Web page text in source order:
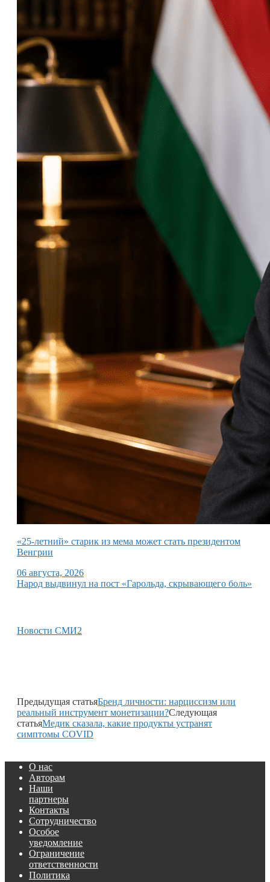
«25-летний» старик из мема может стать президентом
Венгрии
06 августа, 2026
Народ выдвинул на пост «Гарольда, скрывающего боль»
Новости СМИ2
Предыдущая статьяБренд личности: нарциссизм или
реальный инструмент монетизации?Следующая
статьяМедик сказала, какие продукты устранят
симптомы COVID
О нас
Авторам
Наши
партнеры
Контакты
Сотрудничество
Особое
уведомление
Ограничение
ответственности
Политика